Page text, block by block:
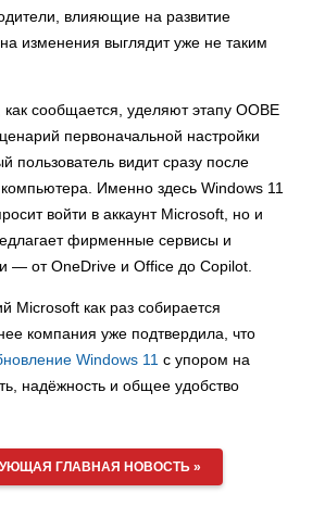
влияющие на развитие
изменения выглядит уже не таким
сообщается, уделяют этапу OOBE
первоначальной настройки
пользователь видит сразу после
Именно здесь Windows 11
войти в аккаунт Microsoft, но и
фирменные сервисы и
— от OneDrive и Office до Copilot.
Microsoft как раз собирается
компания уже подтвердила, что
Windows 11 с упором на
надёжность и общее удобство
ГЛАВНАЯ НОВОСТЬ »